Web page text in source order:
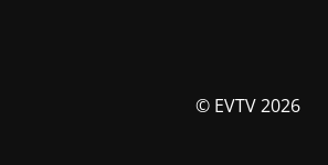
© EVTV 2026